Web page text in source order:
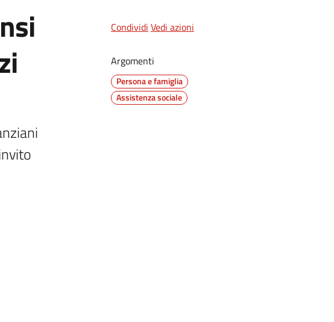
Condividi Vedi azioni
Argomenti
Persona e famiglia
Assistenza sociale